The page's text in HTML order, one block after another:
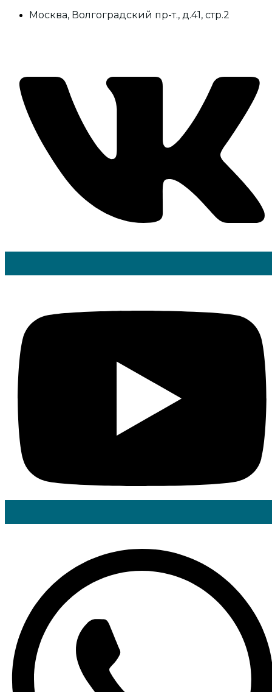
Москва, Волгоградский пр-т., д.41, стр.2